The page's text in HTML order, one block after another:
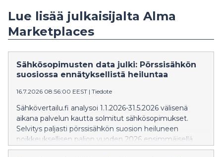
Lue lisää julkaisijalta Alma
Marketplaces
Sähkösopimusten data julki: Pörssisähkön
suosiossa ennätyksellistä heiluntaa
16.7.2026 08:56:00 EEST | Tiedote
Sähkövertailu.fi analysoi 1.1.2026-31.5.2026 välisenä
aikana palvelun kautta solmitut sähkösopimukset.
Selvitys paljasti pörssisähkön suosion heiluneen
poikkeuksellisen paljon vuoden 2026 ensimmäisellä
puoliskolla.